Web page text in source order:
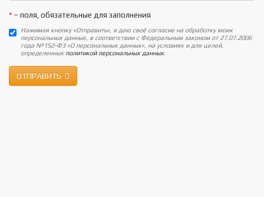
* – поля, обязательные для заполнения
Нажимая кнопку «Отправить», я даю своё согласие на обработку моих
персональных данных, в соответствии с Федеральным законом от 27.07.2006
года №152-ФЗ «О персональных данных», на условиях и для целей,
определенных политикой персональных данных.
ОТПРАВИТЬ